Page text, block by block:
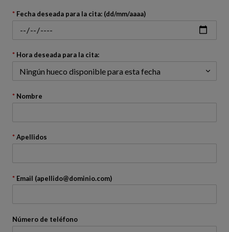
atrás
Fecha deseada para la cita: (dd/mm/aaaa)
Hora deseada para la cita:
Nombre
Apellidos
Email (apellido@dominio.com)
Número de teléfono